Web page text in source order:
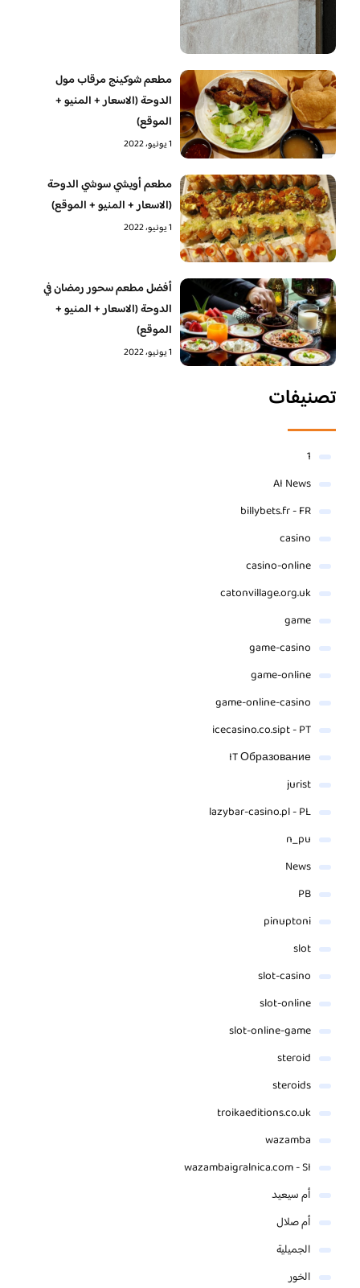
مطعم شوكينج مرقاب مول
الدوحة (الاسعار + المنيو +
الموقع)
1 يونيو، 2022
مطعم أويشي سوشي الدوحة
(الاسعار + المنيو + الموقع)
1 يونيو، 2022
أفضل مطعم سحور رمضان في
الدوحة (الاسعار + المنيو +
الموقع)
1 يونيو، 2022
تصنيفات
1
AI News
billybets.fr - FR
casino
casino-online
catonvillage.org.uk
game
game-casino
game-online
game-online-casino
icecasino.co.sipt - PT
IT Образование
jurist
lazybar-casino.pl - PL
n_pu
News
PB
pinuptoni
slot
slot-casino
slot-online
slot-online-game
steroid
steroids
troikaeditions.co.uk
wazamba
wazambaigralnica.com - SI
أم سيعيد
أم صلال
الجميلية
الخور